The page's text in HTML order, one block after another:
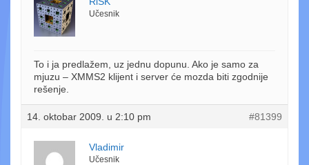
Učesnik
To i ja predlažem, uz jednu dopunu. Ako je samo za
mjuzu – XMMS2 klijent i server će mozda biti zgodnije
rešenje.
14. oktobar 2009. u 2:10 pm #81399
Vladimir
Učesnik